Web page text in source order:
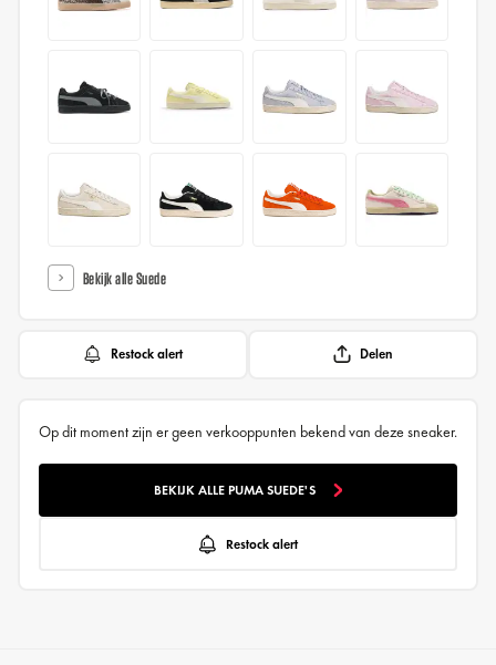
Bekijk alle Suede
Restock alert Delen
Op dit moment zijn er geen verkooppunten bekend van deze sneaker.
BEKIJK ALLE PUMA SUEDE'S
Restock alert